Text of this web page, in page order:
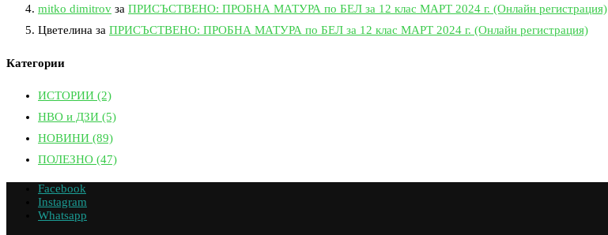
mitko dimitrov за ПРИСЪСТВЕНО: ПРОБНА МАТУРА по БЕЛ за 12 клас МАРТ 2024 г. (Онлайн регистрация)
Цветелина за ПРИСЪСТВЕНО: ПРОБНА МАТУРА по БЕЛ за 12 клас МАРТ 2024 г. (Онлайн регистрация)
Категории
ИСТОРИИ (2)
НВО и ДЗИ (5)
НОВИНИ (89)
ПОЛЕЗНО (47)
Facebook
Instagram
Whatsapp